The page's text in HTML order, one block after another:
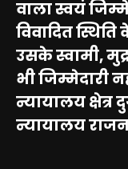
वाला स्वयं
विवादित
उसके स्वामी,
भी जिम्मेदारी
न्यायालय क्षेत्र
न्यायालय